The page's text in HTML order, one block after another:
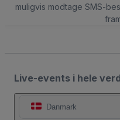
muligvis modtage SMS-
Live-events i hele
Danmark